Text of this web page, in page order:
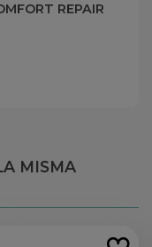
REPAIR
MISMA